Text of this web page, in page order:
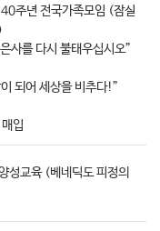
주년 전국가족모임 (잠실
사를 다시 불태우십시오”
되어 세상을 비추다!”
입
교육 (베네딕도 피정의